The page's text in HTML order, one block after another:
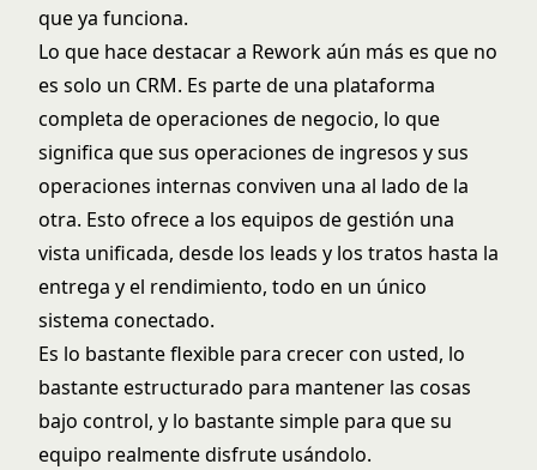
que ya funciona.
Lo que hace destacar a Rework aún más es que no
es solo un CRM. Es parte de una plataforma
completa de operaciones de negocio, lo que
significa que sus operaciones de ingresos y sus
operaciones internas conviven una al lado de la
otra. Esto ofrece a los equipos de gestión una
vista unificada, desde los leads y los tratos hasta la
entrega y el rendimiento, todo en un único
sistema conectado.
Es lo bastante flexible para crecer con usted, lo
bastante estructurado para mantener las cosas
bajo control, y lo bastante simple para que su
equipo realmente disfrute usándolo.